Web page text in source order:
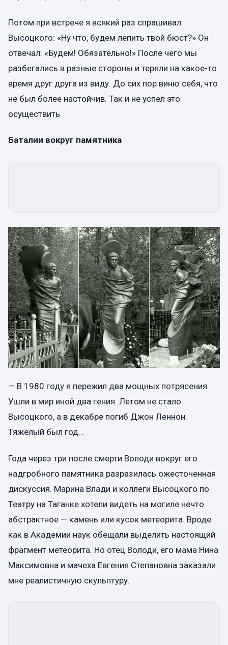
Потом при встрече я всякий раз спрашивал
Высоцкого: «Ну что, будем лепить твой бюст?» Он
отвечал: «Будем! Обязательно!» После чего мы
разбегались в разные стороны и теряли на какое-то
время друг друга из виду. До сих пор виню себя, что
не был более настойчив. Так и не успел это
осуществить.
Баталии вокруг памятника
— В 1980 году я пережил два мощных потрясения.
Ушли в мир иной два гения. Летом не стало
Высоцкого, а в декабре погиб Джон Леннон.
Тяжелый был год…
Года через три после смерти Володи вокруг его
надгробного памятника разразилась ожесточенная
дискуссия. Марина Влади и коллеги Высоцкого по
Театру на Таганке хотели видеть на могиле нечто
абстрактное — камень или кусок метеорита. Вроде
как в Академии наук обещали выделить настоящий
фрагмент метеорита. Но отец Володи, его мама Нина
Максимовна и мачеха Евгения Степановна заказали
мне реалистичную скульптуру.